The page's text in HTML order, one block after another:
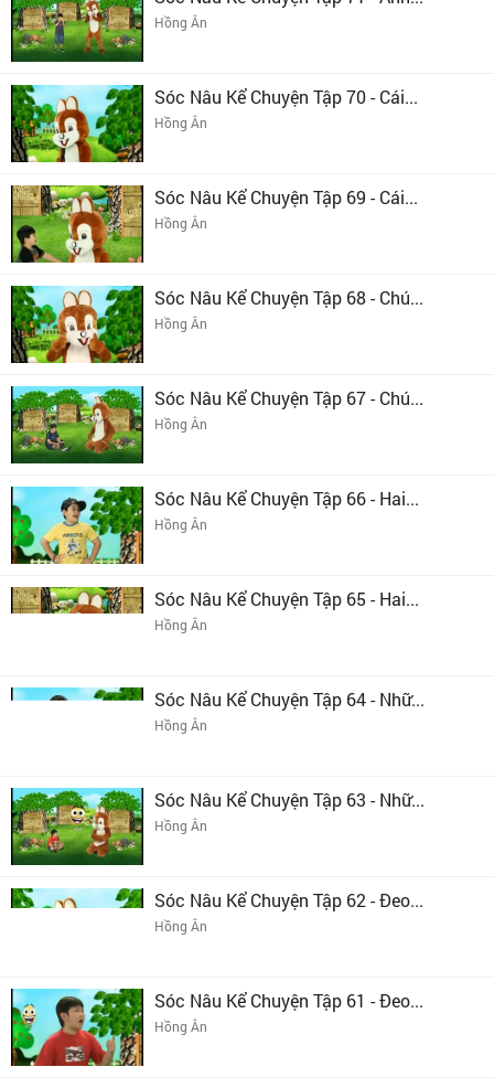
Hồng Ân
Sóc Nâu Kể Chuyện Tập 70 - Cái...
Hồng Ân
Sóc Nâu Kể Chuyện Tập 69 - Cái...
Hồng Ân
Sóc Nâu Kể Chuyện Tập 68 - Chú...
Hồng Ân
Sóc Nâu Kể Chuyện Tập 67 - Chú...
Hồng Ân
Sóc Nâu Kể Chuyện Tập 66 - Hai...
Hồng Ân
Sóc Nâu Kể Chuyện Tập 65 - Hai...
Hồng Ân
Sóc Nâu Kể Chuyện Tập 64 - Nhữ...
Hồng Ân
Sóc Nâu Kể Chuyện Tập 63 - Nhữ...
Hồng Ân
Sóc Nâu Kể Chuyện Tập 62 - Đeo...
Hồng Ân
Sóc Nâu Kể Chuyện Tập 61 - Đeo...
Hồng Ân